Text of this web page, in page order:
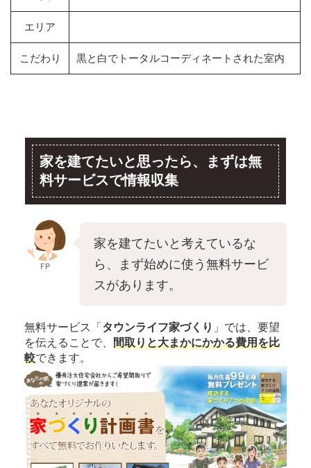
エリア
こだわり 黒と白でトータルコーディネートされた室内
家を建てたいと思ったら、まずは無
料サービスで情報収集
FP
家を建てたいと考えているな
ら、まず始めに使う無料サービ
スがあります。
無料サービス「タウンライフ家づくり 」では、要望
を伝えることで、 間取りと大まかにかかる費用を比
較できます。